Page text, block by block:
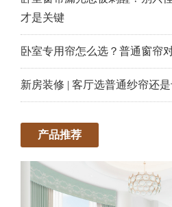
才是关键
卧室专用帘怎么选？普通窗帘
新房装修 | 客厅选普通纱帘还
产品推荐